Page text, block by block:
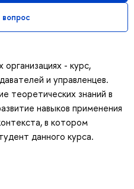
вопрос
- курс,
и управленцев.
теоретических знаний в
навыков применения
в котором
данного курса.